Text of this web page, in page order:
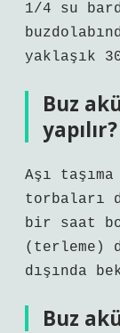
1/4 su
yaklaşık
Buz
yapılır?
Aşı
torbaları
bir saat
(terleme)
dışında
Buz